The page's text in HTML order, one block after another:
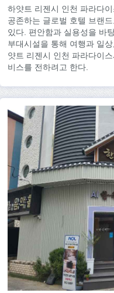
하얏트 리젠시 인천 파라다
공존하는 글로벌 호텔 브랜
있다. 편안함과 실용성을 바
부대시설을 통해 여행과 일
얏트 리젠시 인천 파라다이
비스를 전하려고 한다.